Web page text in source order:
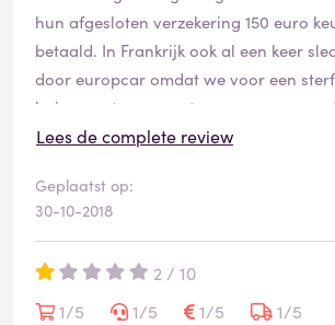
hun afgesloten verzekering 150 euro
betaald. In Frankrijk ook al een keer
door europcar omdat we voor een
huis moesten en we toen nog geen
Bij de tegenover liggende verhuurder
Zonder hoofdletter want die verdienen
Lees de complete review
Geplaatst op:
30-10-2018
2 / 10
1/5
1/5 1/5
1/5